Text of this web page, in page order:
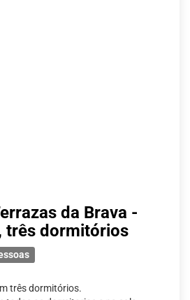
da Brava -
três dormitórios
três dormitórios.